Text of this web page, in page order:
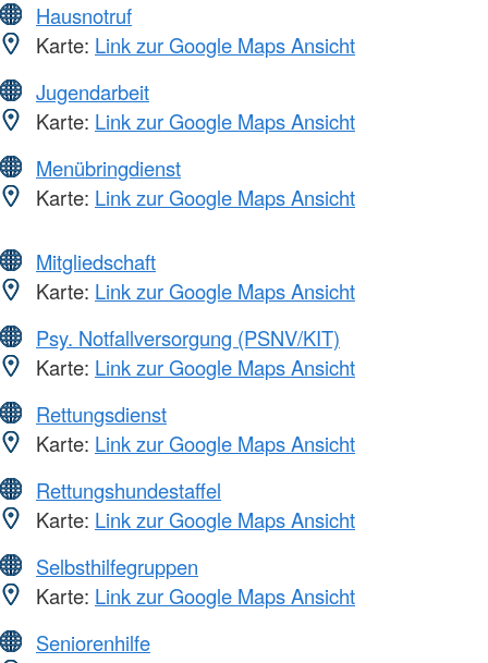
Hausnotruf
Karte: Link zur Google Maps Ansicht
Jugendarbeit
Karte: Link zur Google Maps Ansicht
Menübringdienst
Karte: Link zur Google Maps Ansicht
Mitgliedschaft
Karte: Link zur Google Maps Ansicht
Psy. Notfallversorgung (PSNV/KIT)
Karte: Link zur Google Maps Ansicht
Rettungsdienst
Karte: Link zur Google Maps Ansicht
Rettungshundestaffel
Karte: Link zur Google Maps Ansicht
Selbsthilfegruppen
Karte: Link zur Google Maps Ansicht
Seniorenhilfe